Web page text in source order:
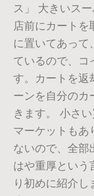
ス」 大きいス
店前にカート
に置いてあって
ているので、コ
す。カートを返
ーンを自分のカ
きます。 小さ
マーケットもあ
ないので、全部
はや重厚という
り初めに紹介